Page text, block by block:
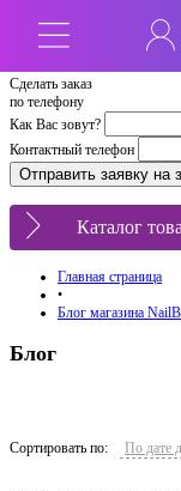
Сделать заказ
по телефону
Как Вас зовут?
Контактный телефон
Каталог
Главная страница
•
Блог магазина
Блог
Сортировать по: По дате